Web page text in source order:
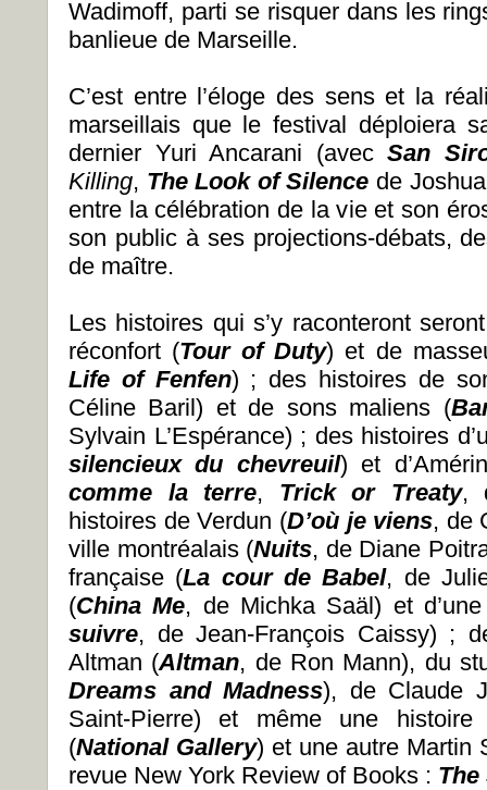
Wadimoff, parti se risquer dans les
banlieue de Marseille.
C’est entre l’éloge des sens et la
marseillais que le festival déploiera
dernier Yuri Ancarani (avecSan
Killing, The Look of Silence de
entre la célébration de la vie et son
son public à ses projections-débats,
de maître.
Les histoires qui s’y raconteront
réconfort (Tour of Duty) et de
Life of Fenfen) ; des histoires de
Céline Baril) et de sons maliens (
Sylvain L’Espérance) ; des histoires
silencieux du chevreuil) et
comme la terre, Trick or Treaty,
histoires de Verdun (D’où je viens, de
ville montréalais (Nuits, de Diane
française (La cour de Babel, de
(China Me, de Michka Saäl) et
suivre, de Jean-François Caissy) ;
Altman (Altman, de Ron Mann), du
Dreams and Madness), de Claude
Saint-Pierre) et même une histoire
(National Gallery) et une autre Martin
revue New York Review of Books : The